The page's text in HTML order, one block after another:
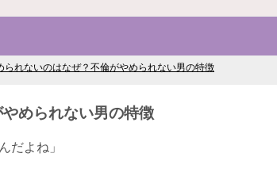
られないのはなぜ？不倫がやめられない男の特徴
められない男の特徴
だよね」